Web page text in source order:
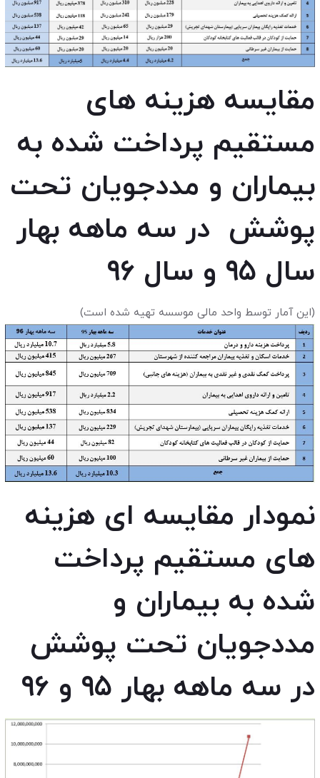
مقایسه هزینه های
مستقیم پرداخت شده به
بیماران و مددجویان تحت
پوشش در سه ماهه بهار
سال ۹۵ و سال ۹۶
(این آمار توسط واحد مالی موسسه تهیه شده است)
نمودار مقایسه ای هزینه
های مستقیم پرداخت
شده به بیماران و
مددجویان تحت پوشش
در سه ماهه بهار ۹۵ و ۹۶